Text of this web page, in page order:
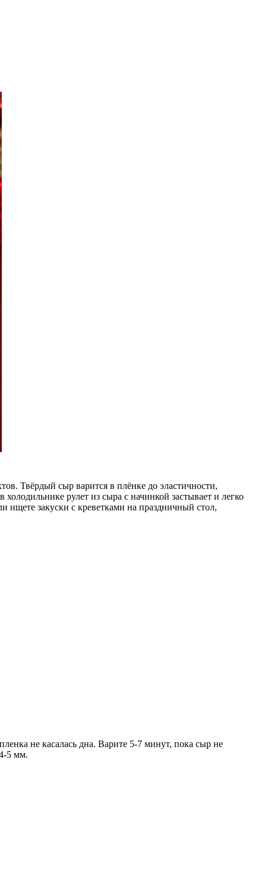
Твёрдый сыр варится в плёнке до эластичности,
рулет из сыра с начинкой застывает и легко
ищете закуски с креветками на праздничный стол,
не касалась дна. Варите 5-7 минут, пока сыр не
5 мм.